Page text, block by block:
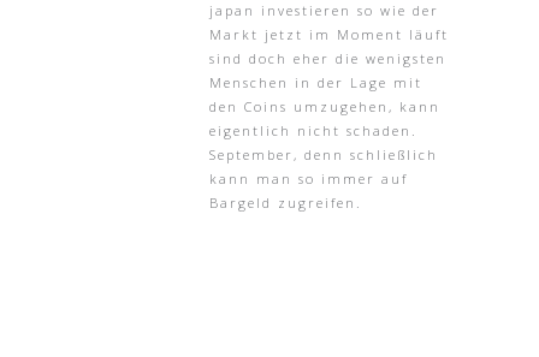
japan investieren so wie der
Markt jetzt im Moment läuft
sind doch eher die wenigsten
Menschen in der Lage mit
den Coins umzugehen, kann
eigentlich nicht schaden.
September, denn schließlich
kann man so immer auf
Bargeld zugreifen.